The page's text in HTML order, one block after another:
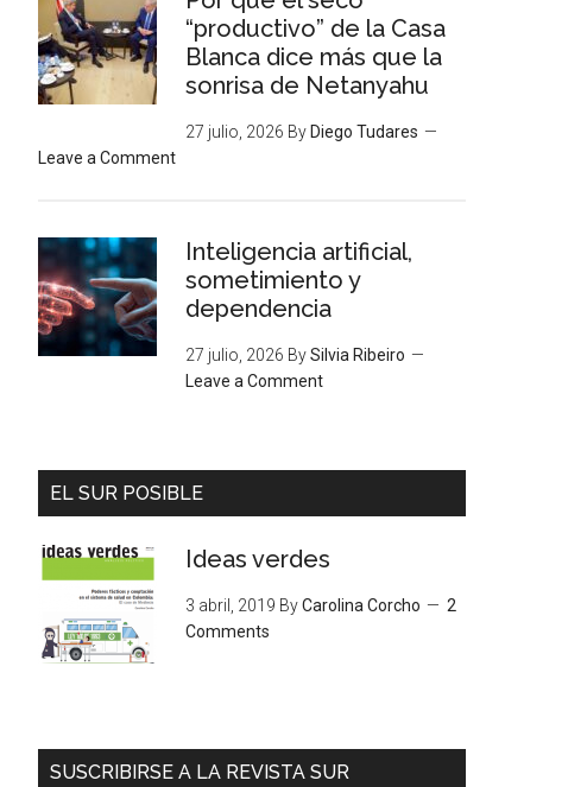
“productivo” de la Casa
Blanca dice más que la
sonrisa de Netanyahu
27 julio, 2026 By Diego Tudares
Leave a Comment
Inteligencia artificial,
sometimiento y
dependencia
27 julio, 2026 BySilvia Ribeiro
Leave a Comment
EL SUR POSIBLE
Ideas verdes
3 abril, 2019 ByCarolina Corcho
2
Comments
SUSCRIBIRSE A LA REVISTA SUR